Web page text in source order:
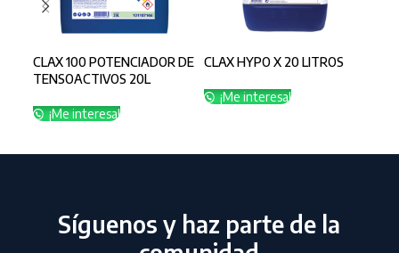
CLAX 100 POTENCIADOR DE
TENSOACTIVOS 20L
¡Me interesa!
CLAX HYPO X 20 LITROS
¡Me interesa!
Síguenos y haz parte de la